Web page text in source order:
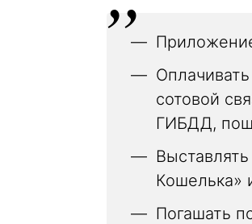
сотовой
ГИБДД,
Кошелька»
Погашать